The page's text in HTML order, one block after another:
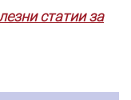
статии за